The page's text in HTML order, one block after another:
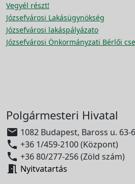
Vegyél részt!
Józsefvárosi Lakásügynökség
Józsefvárosi lakáspályázato
Józsefvárosi Önkormányzati Bérlői
Polgármesteri Hivatal
 1082 Budapest, Baross u. 63-
 +36 1/459-2100 (Központ)
 +36 80/277-256 (Zöld szám)
 Nyitvatartás